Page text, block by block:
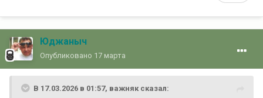
Юджаныч
Опубликовано 17 марта
В 17.03.2026 в 01:57, важняк сказал: